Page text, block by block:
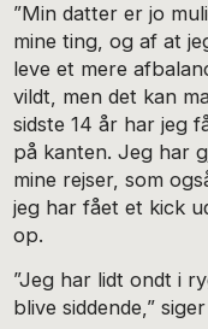
”Min datter er jo
mine ting, og af at
leve et mere
vildt, men det kan
sidste 14 år har jeg
på kanten. Jeg har
mine rejser, som
jeg har fået et kick
op.
”Jeg har lidt ondt i
blive siddende,”